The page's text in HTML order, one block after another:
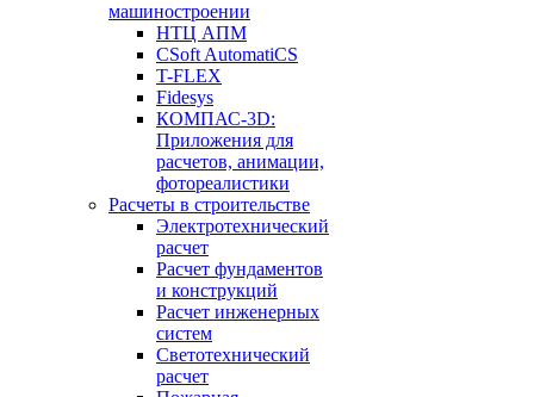
машиностроении
НТЦ АПМ
CSoft AutomatiCS
T-FLEX
Fidesys
КОМПАС-3D:
Приложения для
расчетов, анимации,
фотореалистики
Расчеты в строительстве
Электротехнический
расчет
Расчет фундаментов
и конструкций
Расчет инженерных
систем
Светотехнический
расчет